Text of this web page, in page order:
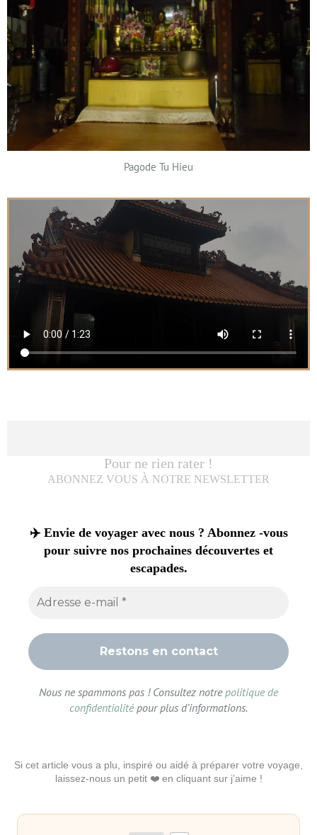
Pagode Tu Hieu
Pour ne rien rater !
ABONNEZ VOUS À NOTRE NEWSLETTER
✈️ Envie de voyager avec nous ? Abonnez -vous
pour suivre nos prochaines découvertes et
escapades.
Nous ne spammons pas ! Consultez notre politique de
confidentialitépour plus d’informations.
Si cet article vous a plu, inspiré ou aidé à préparer votre voyage,
laissez-nous un petit ❤️ en cliquant sur j’aime !